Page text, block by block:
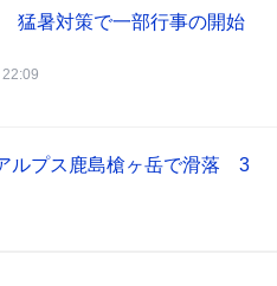
猛暑対策で一部行事の開始
ルプス鹿島槍ヶ岳で滑落 3